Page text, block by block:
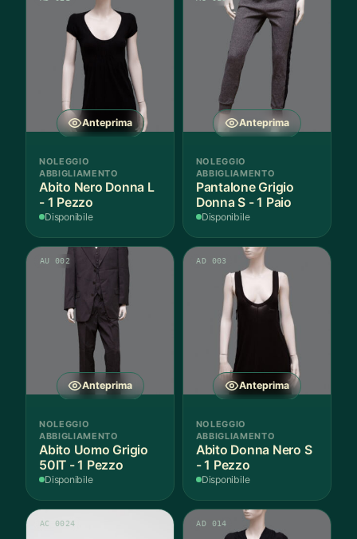
Anteprima
NOLEGGIO
ABBIGLIAMENTO
Abito Nero Donna L
- 1 Pezzo
Disponibile
Anteprima
NOLEGGIO
ABBIGLIAMENTO
Pantalone Grigio
Donna S - 1 Paio
Disponibile
Anteprima
AU 002
NOLEGGIO
ABBIGLIAMENTO
Abito Uomo Grigio
50IT - 1 Pezzo
Disponibile
Anteprima
AD 003
NOLEGGIO
ABBIGLIAMENTO
Abito Donna Nero S
- 1 Pezzo
Disponibile
AC 0024 AD 014